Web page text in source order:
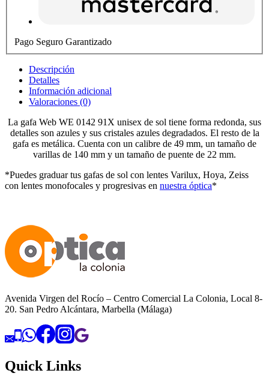
Pago Seguro Garantizado
Descripción
Detalles
Información adicional
Valoraciones (0)
La gafa Web WE 0142 91X unisex de sol tiene forma redonda, sus
detalles son azules y sus cristales azules degradados. El resto de la
gafa es metálica. Cuenta con un calibre de 49 mm, un tamaño de
varillas de 140 mm y un tamaño de puente de 22 mm.
*Puedes graduar tus gafas de sol con lentes Varilux, Hoya, Zeiss
con lentes monofocales y progresivas en nuestra óptica*
Avenida Virgen del Rocío – Centro Comercial La Colonia, Local 8-
20. San Pedro Alcántara, Marbella (Málaga)
Quick Links